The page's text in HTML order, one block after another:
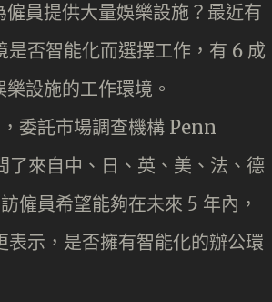
員提供大量娛樂設施？最近有
否智能化而選擇工作，有 6 成
設施的工作環境。
委託市場調查機構 Penn
來自中、日、英、美、法、德
僱員希望能夠在未來 5 年內，
示，是否擁有智能化的辦公環